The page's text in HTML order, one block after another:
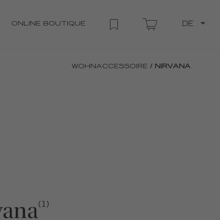
ONLINE BOUTIQUE DE
WOHNACCESSOIRE / NIRVANA
(1)